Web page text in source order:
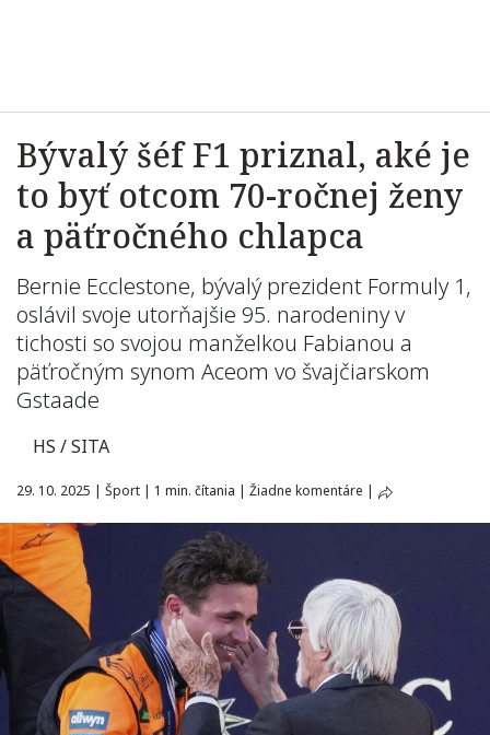
Bývalý šéf F1 priznal, aké je
to byť otcom 70-ročnej ženy
a päťročného chlapca
Bernie Ecclestone, bývalý prezident Formuly 1,
oslávil svoje utorňajšie 95. narodeniny v
tichosti so svojou manželkou Fabianou a
päťročným synom Aceom vo švajčiarskom
Gstaade
HS / SITA
29. 10. 2025 | Šport | 1 min. čítania | Žiadne komentáre |